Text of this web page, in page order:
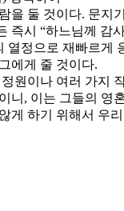
을 둘 것이다. 문
시 “하느님께 감
열정으로 재빠르게
에게 줄 것이다.
원이나 여러 가지
니, 이는 그들의 영
게 하기 위해서 우